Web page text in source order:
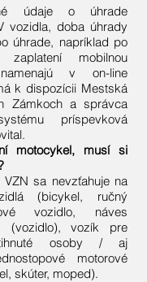
údaje o úhrade
vozidla, doba úhrady
úhrade, napríklad po
zaplatení mobilnou
v on-line
k dispozícii Mestská
Zámkoch a správca
príspevková
motocykel, musí si
VZN sa nevzťahuje na
(bicykel, ručný
vozidlo, náves
(vozidlo), vozík pre
osoby / aj
motorové
skúter, moped).